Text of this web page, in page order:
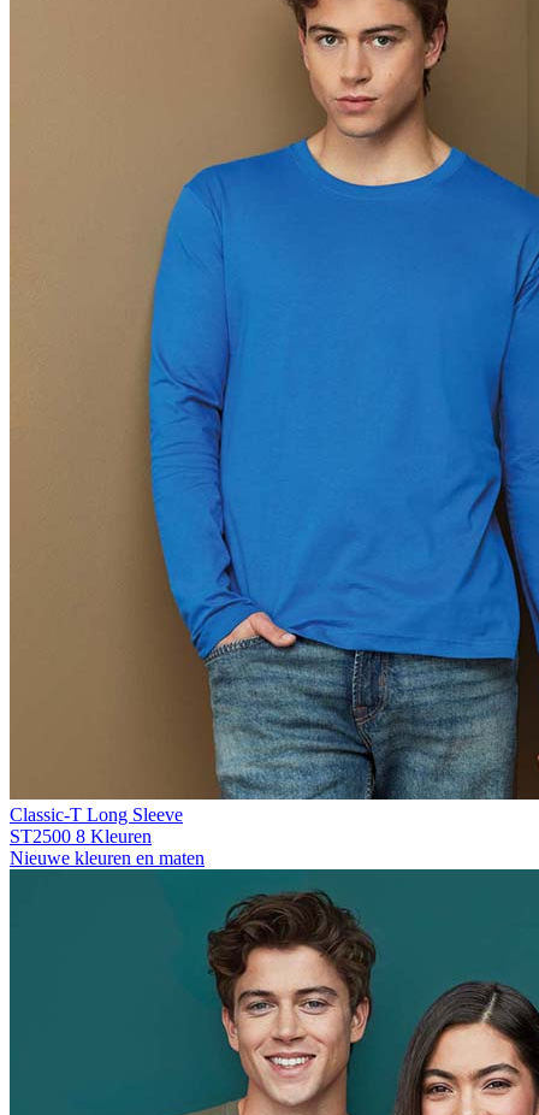
Classic-T Long Sleeve
ST2500 8 Kleuren
Nieuwe kleuren en maten